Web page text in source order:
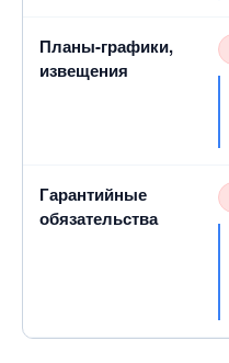
Планы-графики,
извещения
Гарантийные
обязательства